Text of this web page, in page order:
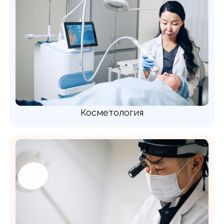
Косметология